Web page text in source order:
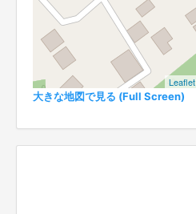
Leaflet
大きな地図で見る (Full Screen)